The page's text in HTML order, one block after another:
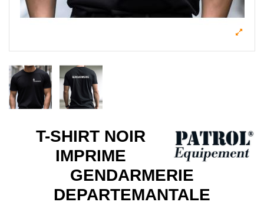
T-SHIRT NOIR
IMPRIME
GENDARMERIE
DEPARTEMANTALE